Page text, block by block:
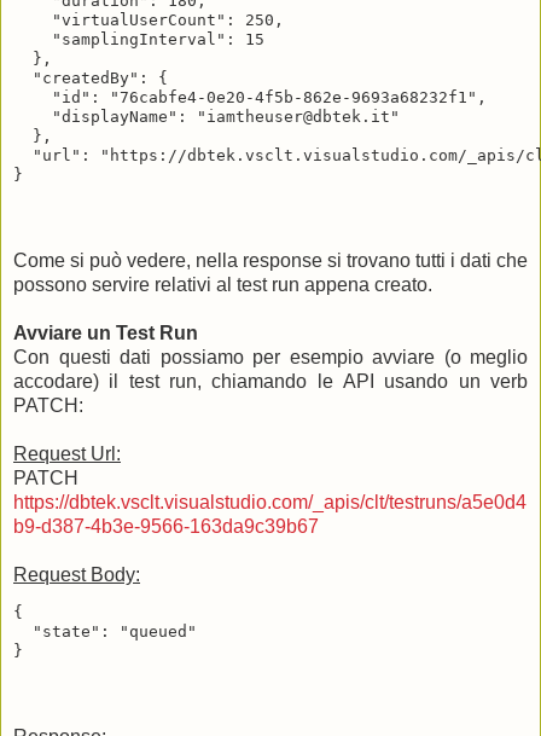
    "virtualUserCount": 250,
    "samplingInterval": 15
  },
  "createdBy": {
    "id": "76cabfe4-0e20-4f5b-862e-9693a68232f1",
    "displayName": "iamtheuser@dbtek.it"
  },
"url": "https://dbtek.vsclt.visualstudio.com/_apis/
Come si può vedere, nella response si trovano tutti i dati che
possono servire relativi al test run appena creato.
Avviare un Test Run
Con questi dati possiamo per esempio avviare (o meglio
accodare) il test run, chiamando le API usando un verb
PATCH:
Request Url:
PATCH
https://dbtek.vsclt.visualstudio.com/_apis/clt/testruns/a5e0d4
b9-d387-4b3e-9566-163da9c39b67
Request Body:
{
  "state": "queued"